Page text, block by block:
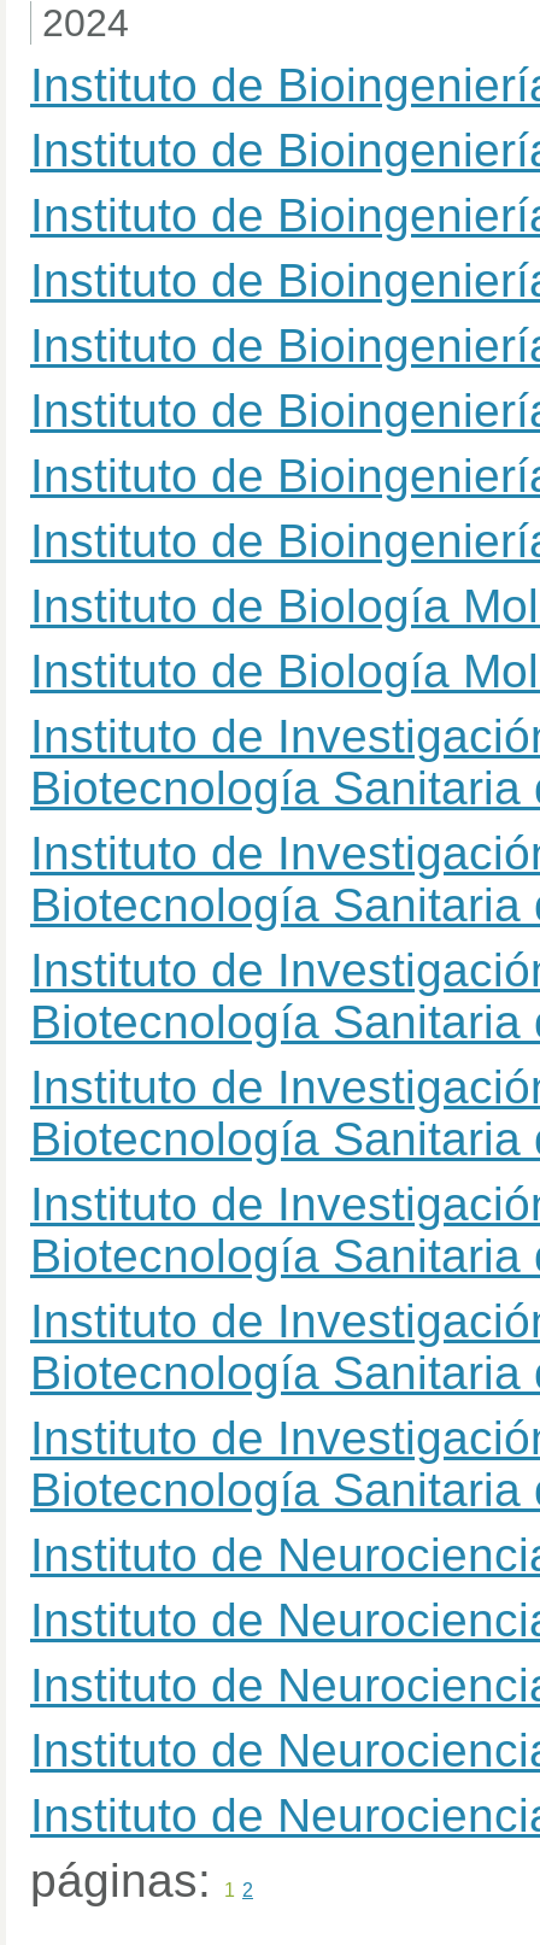
2024
Instituto de
Instituto de
Instituto de
Instituto de
Instituto de
Instituto de
Instituto de
Instituto de
Instituto de Biología
Instituto de Biología
Instituto de
Biotecnología Sanitaria
Instituto de
Biotecnología Sanitaria
Instituto de
Biotecnología Sanitaria
Instituto de
Biotecnología Sanitaria
Instituto de
Biotecnología Sanitaria
Instituto de
Biotecnología Sanitaria
Instituto de
Biotecnología Sanitaria
Instituto de
Instituto de
Instituto de
Instituto de
Instituto de
páginas:
1 2